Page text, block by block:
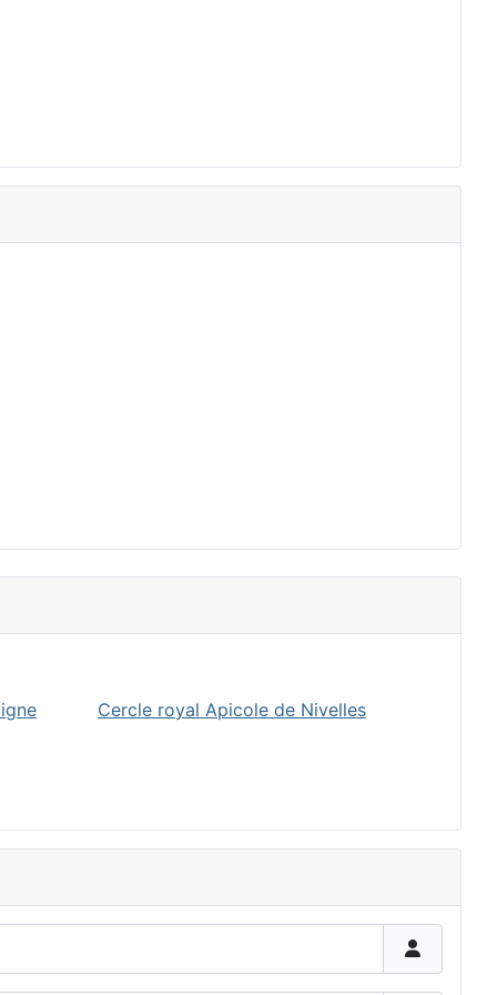
Cercle royal Apicole de Nivelles